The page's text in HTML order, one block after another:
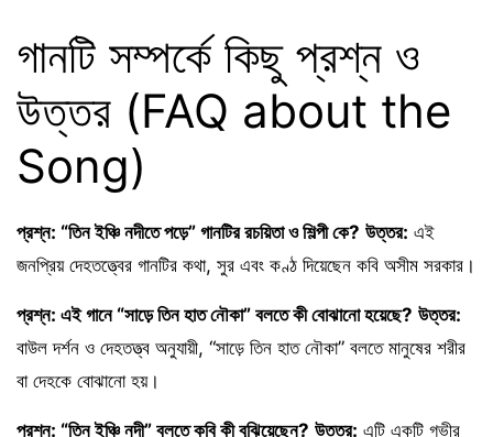
গানটি সম্পর্কে কিছু প্রশ্ন ও
উত্তর (FAQ about the
Song)
প্রশ্ন: “তিন ইঞ্চি নদীতে পড়ে” গানটির রচয়িতা ও শিল্পী কে? উত্তর: এই
জনপ্রিয় দেহতত্ত্বের গানটির কথা, সুর এবং কণ্ঠ দিয়েছেন কবি অসীম সরকার।
প্রশ্ন: এই গানে “সাড়ে তিন হাত নৌকা” বলতে কী বোঝানো হয়েছে? উত্তর:
বাউল দর্শন ও দেহতত্ত্ব অনুযায়ী, “সাড়ে তিন হাত নৌকা” বলতে মানুষের শরীর
বা দেহকে বোঝানো হয়।
প্রশ্ন: “তিন ইঞ্চি নদী” বলতে কবি কী বুঝিয়েছেন? উত্তর: এটি একটি গভীর